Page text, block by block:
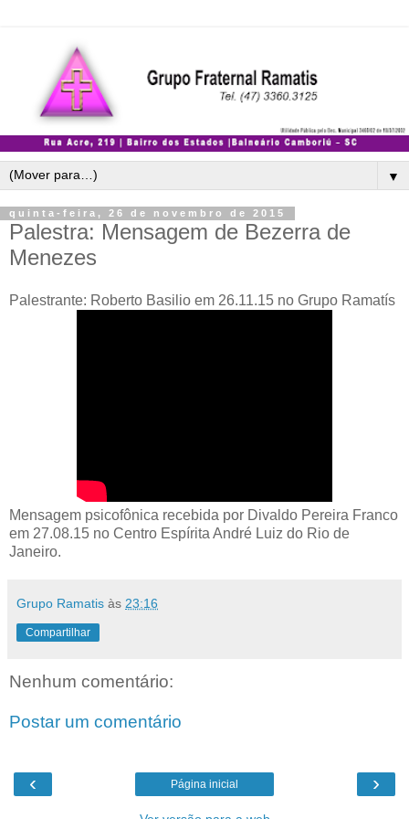
▼
quinta-feira, 26 de novembro de 2015
Palestra: Mensagem de Bezerra de
Menezes
Palestrante: Roberto Basilio em 26.11.15 no Grupo Ramatís
Mensagem psicofônica recebida por Divaldo Pereira Franco
em 27.08.15 no Centro Espírita André Luiz do Rio de
Janeiro.
Grupo Ramatis às 23:16
Compartilhar
Nenhum comentário:
Postar um comentário
‹ ›
Página inicial